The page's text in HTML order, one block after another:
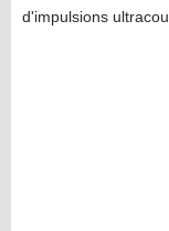
d'impulsions